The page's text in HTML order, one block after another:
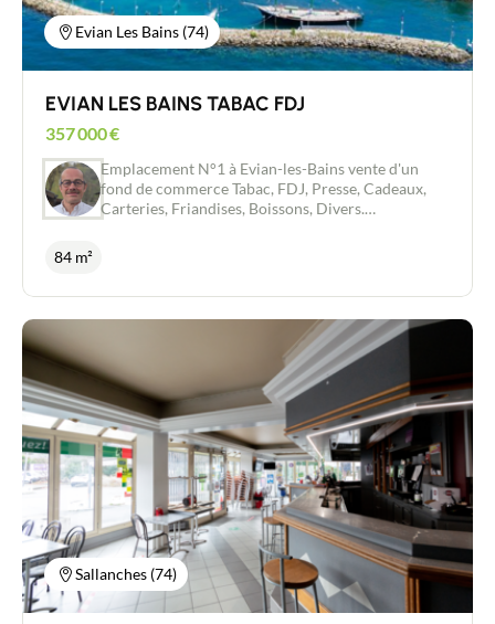
des loyers et une gestion simplifiée pour
l’acquéreur. Excellent potentiel patrimonial et
locatif Une opportunité rare pour les investisseurs
rentabilité pérenne dans un secteur dynamique et
complémentaires sur demande.
Evian Les Bains (74)
EVIAN LES BAINS TABAC FDJ
357 000€
Emplacement N°1 à Evian-les-Bains vente d'un
fond de commerce Tabac, FDJ, Presse, Cadeaux,
Carteries, Friandises, Boissons, Divers.
toute l'année. Affaire saine, tenue depuis plusieurs
années, idéale pour un couple ou une reconversion
professionnelle. Loyer modéré au vu de
l'emplacement et du potentiel. N'hésitez pas à me
contacter pour plus de renseignements et vous
accompagner sur ce beau projet. Merci de
contacter John GADBY Immatriculé au Registre du
Commerce et des Sociétés SIREN : 752 049 783 ,
conseiller indépendant en immobilier pour New
Deal Immobilier, 06.30.22.35.14/
j.gadby@newdealimmobilier.fr Les informations
sur les risques auxquels ce bien est exposé sont
disponibles sur le site Géorisques :
www.georisques.gouv.fr
84 m²
Sallanches (74)